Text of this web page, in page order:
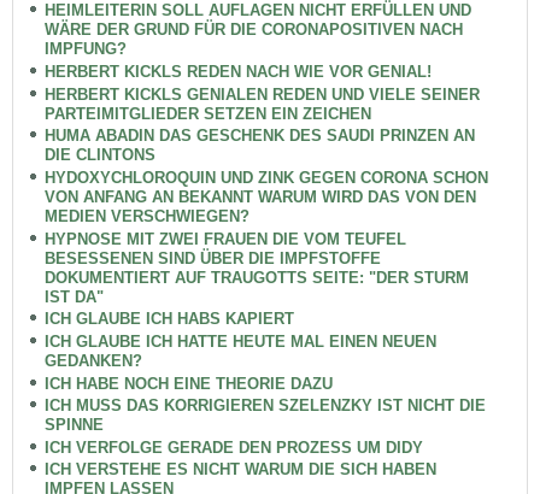
HEIMLEITERIN SOLL AUFLAGEN NICHT ERFÜLLEN UND
WÄRE DER GRUND FÜR DIE CORONAPOSITIVEN NACH
IMPFUNG?
HERBERT KICKLS REDEN NACH WIE VOR GENIAL!
HERBERT KICKLS GENIALEN REDEN UND VIELE SEINER
PARTEIMITGLIEDER SETZEN EIN ZEICHEN
HUMA ABADIN DAS GESCHENK DES SAUDI PRINZEN AN
DIE CLINTONS
HYDOXYCHLOROQUIN UND ZINK GEGEN CORONA SCHON
VON ANFANG AN BEKANNT WARUM WIRD DAS VON DEN
MEDIEN VERSCHWIEGEN?
HYPNOSE MIT ZWEI FRAUEN DIE VOM TEUFEL
BESESSENEN SIND ÜBER DIE IMPFSTOFFE
DOKUMENTIERT AUF TRAUGOTTS SEITE: "DER STURM
IST DA"
ICH GLAUBE ICH HABS KAPIERT
ICH GLAUBE ICH HATTE HEUTE MAL EINEN NEUEN
GEDANKEN?
ICH HABE NOCH EINE THEORIE DAZU
ICH MUSS DAS KORRIGIEREN SZELENZKY IST NICHT DIE
SPINNE
ICH VERFOLGE GERADE DEN PROZESS UM DIDY
ICH VERSTEHE ES NICHT WARUM DIE SICH HABEN
IMPFEN LASSEN